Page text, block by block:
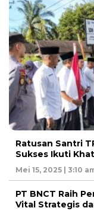
Ratusan Santri
Sukses Ikuti
Mei 15, 2025 | 3:10
PT BNCT Raih
Vital Strategis